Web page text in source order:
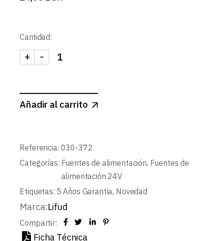
Cantidad:
FUENTE ALIMENTACION 24V LIFUD ON-OFF
-
+
Añadir al carrito
Referencia: 030-372
Categorías: Fuentes de alimentación, Fuentes de
alimentación 24V
Etiquetas: 5 Años Garantía, Novedad
Marca:Lifud
Compartir:
Ficha Técnica